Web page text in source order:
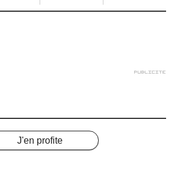
J'en profite